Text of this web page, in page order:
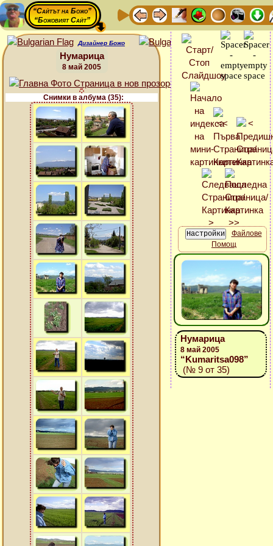
“Сайтът на Божо”
“Божовият Сайт”
Дизайнер Божо
Нумарица
8 май 2005
Снимки в албума (35):
Файлове
Помощ
Нумарица
8 май 2005
“Kumaritsa098”
(№ 9 от 35)